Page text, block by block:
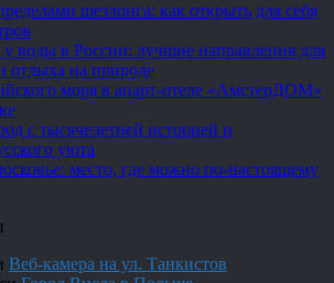
шезлонга: как открыть для себя
у воды в России: лучшие направления для
отдыха на природе
моря в апарт-отеле «АмстерДОМ»
с тысячелетней историей и
уюта
место, где можно по-настоящему
Веб-камера на ул. Танкистов